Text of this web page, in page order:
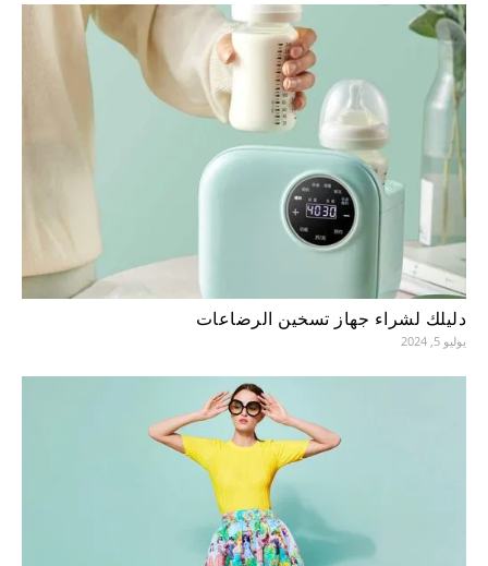
دليلك لشراء جهاز تسخين الرضاعات
يوليو 5, 2024